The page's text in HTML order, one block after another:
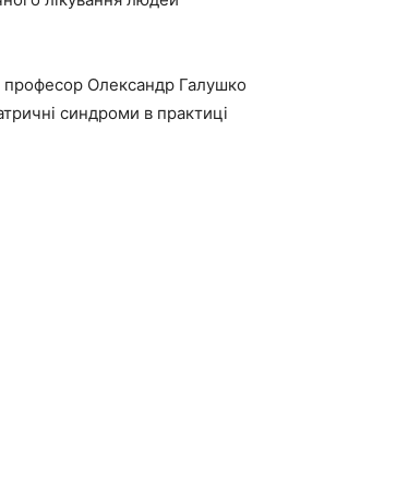
професор Олександр Галушко
синдроми в практиці